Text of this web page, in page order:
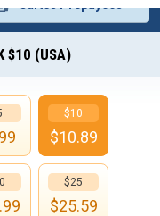
$10 (USA)
$10
$10.89
$25
$25.59